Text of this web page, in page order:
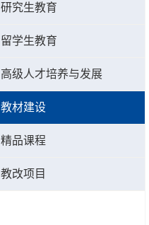
研究生教育
留学生教育
高级人才培养与发展
教材建设
精品课程
教改项目